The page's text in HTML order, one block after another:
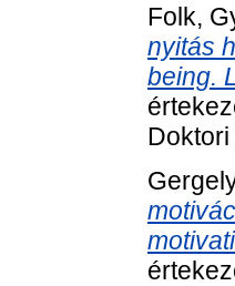
Folk,
nyitás
being.